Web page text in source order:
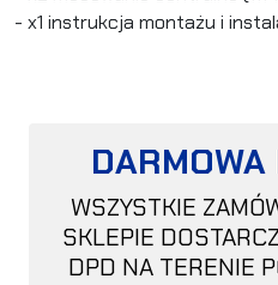
- x1 instrukcja montażu i
DARMOWA
WSZYSTKIE
SKLEPIE
DPD NA TERENIE